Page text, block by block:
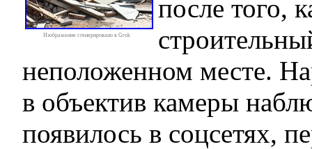
Изображение сгенерировано в Grok
после того,
неположенном месте.
в объектив камеры
появилось в соцсетях,